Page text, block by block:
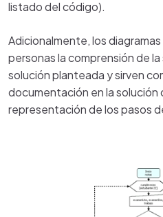
listado del código).
Adicionalmente, los
personas la comprensión de
solución planteada y sirven
documentación en la solución
representación de los pasos